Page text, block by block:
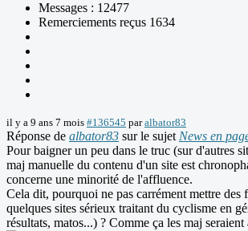
Messages : 12477
Remerciements reçus 1634
il y a 9 ans 7 mois #136545 paralbator83
Réponse de albator83 sur le sujet News en
Pour baigner un peu dans le truc (sur d'autres
maj manuelle du contenu d'un site est
concerne une minorité de l'affluence.
Cela dit, pourquoi ne pas carrément mettre des
quelques sites sérieux traitant du cyclisme en
résultats, matos...) ? Comme ça les maj seraient